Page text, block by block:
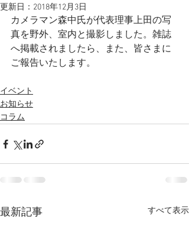
更新日： 2018年12月3日
カメラマン森中氏が代表理事上田の写
真を野外、室内と撮影しました。雑誌
へ掲載されましたら、また、皆さまに
ご報告いたします。
イベント
お知らせ
コラム
最新記事 すべて表示